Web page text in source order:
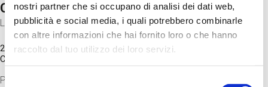
nostri partner che si occupano di analisi dei dati web,
pubblicità e social media, i quali potrebbero combinarle
con altre informazioni che hai fornito loro o che hanno
raccolto dal tuo utilizzo dei loro servizi.
Selezione
Come funziona il cervello?
Laboratorio
20 Set 2026 / 11:15 - 13:00
Costo
Proveremo a costruire un cervello in cartoncino cercando di